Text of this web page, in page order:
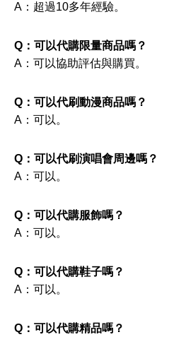
A：超過10多年經驗。
Q：可以代購限量商品嗎？
A：可以協助評估與購買。
Q：可以代刷動漫商品嗎？
A：可以。
Q：可以代刷演唱會周邊嗎？
A：可以。
Q：可以代購服飾嗎？
A：可以。
Q：可以代購鞋子嗎？
A：可以。
Q：可以代購精品嗎？